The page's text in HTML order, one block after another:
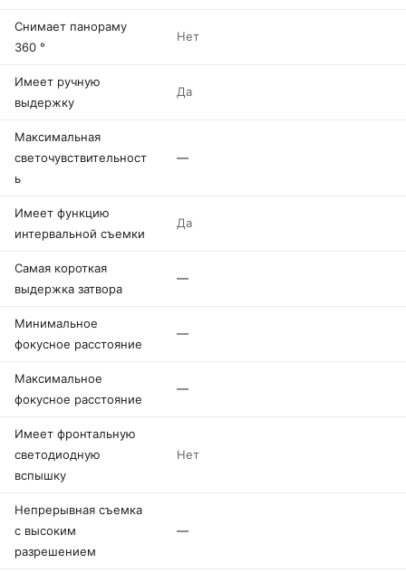
Снимает панораму
360 °
Нет
Имеет ручную
выдержку
Да
Максимальная
светочувствительност
ь
—
Имеет функцию
интервальной съемки
Да
Самая короткая
выдержка затвора
—
Минимальное
фокусное расстояние
—
Максимальное
фокусное расстояние
—
Имеет фронтальную
светодиодную
вспышку
Нет
Непрерывная съемка
с высоким
разрешением
—